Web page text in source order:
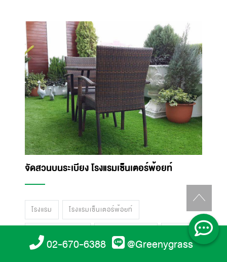
จัดสวนบนระเบียง โรงแรมเซ็นเตอร์พ้อยท์
โรงแรม โรงแรมเซ็นเตอร์พ้อยท์
แต่งสวนหญ้าเทียม
02-670-6388 @Greenygrass